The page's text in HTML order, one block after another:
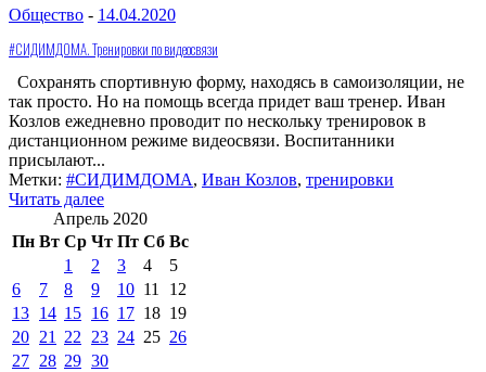
Общество - 14.04.2020
#СИДИМДОМА. Тренировки по видеосвязи
Сохранять спортивную форму, находясь в самоизоляции, не
так просто. Но на помощь всегда придет ваш тренер. Иван
Козлов ежедневно проводит по нескольку тренировок в
дистанционном режиме видеосвязи. Воспитанники
присылают...
Метки: #СИДИМДОМА, Иван Козлов, тренировки
Читать далее
Апрель 2020
Пн Вт Ср Чт Пт Сб Вс
1 2 3 4
5
6
7 8 9 10 11
12
13 14 15 16 17 18 19
20 21 22 23 24 25 26
27 28 29 30